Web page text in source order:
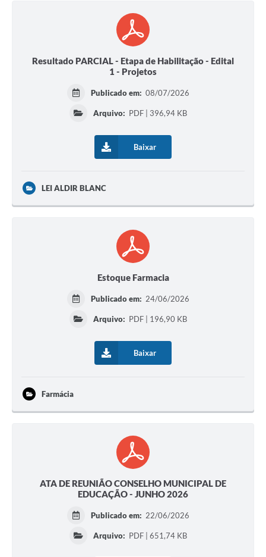
Resultado PARCIAL - Etapa de Habilitação - Edital
1 - Projetos
Publicado em: 08/07/2026
Arquivo: PDF | 396,94 KB
Baixar
LEI ALDIR BLANC
Estoque Farmacia
Publicado em: 24/06/2026
Arquivo: PDF | 196,90 KB
Baixar
Farmácia
ATA DE REUNIÃO CONSELHO MUNICIPAL DE
EDUCAÇÃO - JUNHO 2026
Publicado em: 22/06/2026
Arquivo: PDF | 651,74 KB